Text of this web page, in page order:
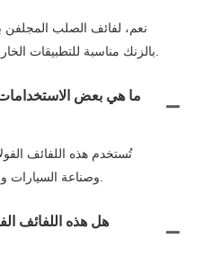
نعم، لفائف الصلب
ما هي بعض الاستخدامات
تُستخدم هذه اللفائف
هل هذه اللفائف